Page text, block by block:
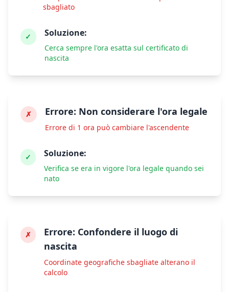
sbagliato
✓ Soluzione:
Cerca sempre l'ora esatta sul certificato di
nascita
✗ Errore: Non considerare l'ora legale
Errore di 1 ora può cambiare l'ascendente
✓ Soluzione:
Verifica se era in vigore l'ora legale quando sei
nato
✗ Errore: Confondere il luogo di
nascita
Coordinate geografiche sbagliate alterano il
calcolo